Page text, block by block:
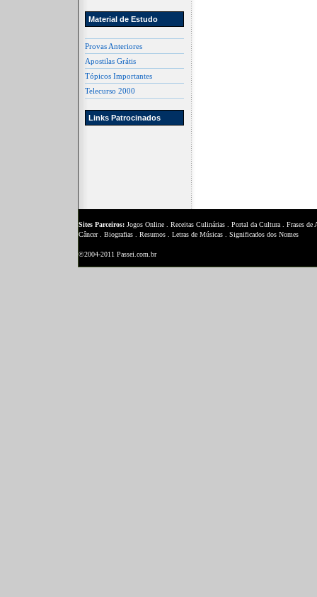
Material de Estudo
Provas Anteriores
Apostilas Grátis
Tópicos Importantes
Telecurso 2000
Links Patrocinados
Sites Parceiros: Jogos Online Receitas Culinárias Portal da Cultura
Frases de
Câncer. Biografias Resumos Letras de Músicas Significados dos Nomes
©2004-2011 Passei.com.br